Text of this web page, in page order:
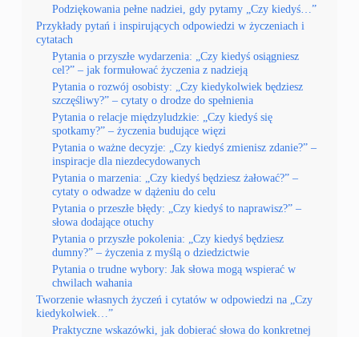
Podziękowania pełne nadziei, gdy pytamy „Czy kiedyś…”
Przykłady pytań i inspirujących odpowiedzi w życzeniach i
cytatach
Pytania o przyszłe wydarzenia: „Czy kiedyś osiągniesz
cel?” – jak formułować życzenia z nadzieją
Pytania o rozwój osobisty: „Czy kiedykolwiek będziesz
szczęśliwy?” – cytaty o drodze do spełnienia
Pytania o relacje międzyludzkie: „Czy kiedyś się
spotkamy?” – życzenia budujące więzi
Pytania o ważne decyzje: „Czy kiedyś zmienisz zdanie?” –
inspiracje dla niezdecydowanych
Pytania o marzenia: „Czy kiedyś będziesz żałować?” –
cytaty o odwadze w dążeniu do celu
Pytania o przeszłe błędy: „Czy kiedyś to naprawisz?” –
słowa dodające otuchy
Pytania o przyszłe pokolenia: „Czy kiedyś będziesz
dumny?” – życzenia z myślą o dziedzictwie
Pytania o trudne wybory: Jak słowa mogą wspierać w
chwilach wahania
Tworzenie własnych życzeń i cytatów w odpowiedzi na „Czy
kiedykolwiek…”
Praktyczne wskazówki, jak dobierać słowa do konkretnej